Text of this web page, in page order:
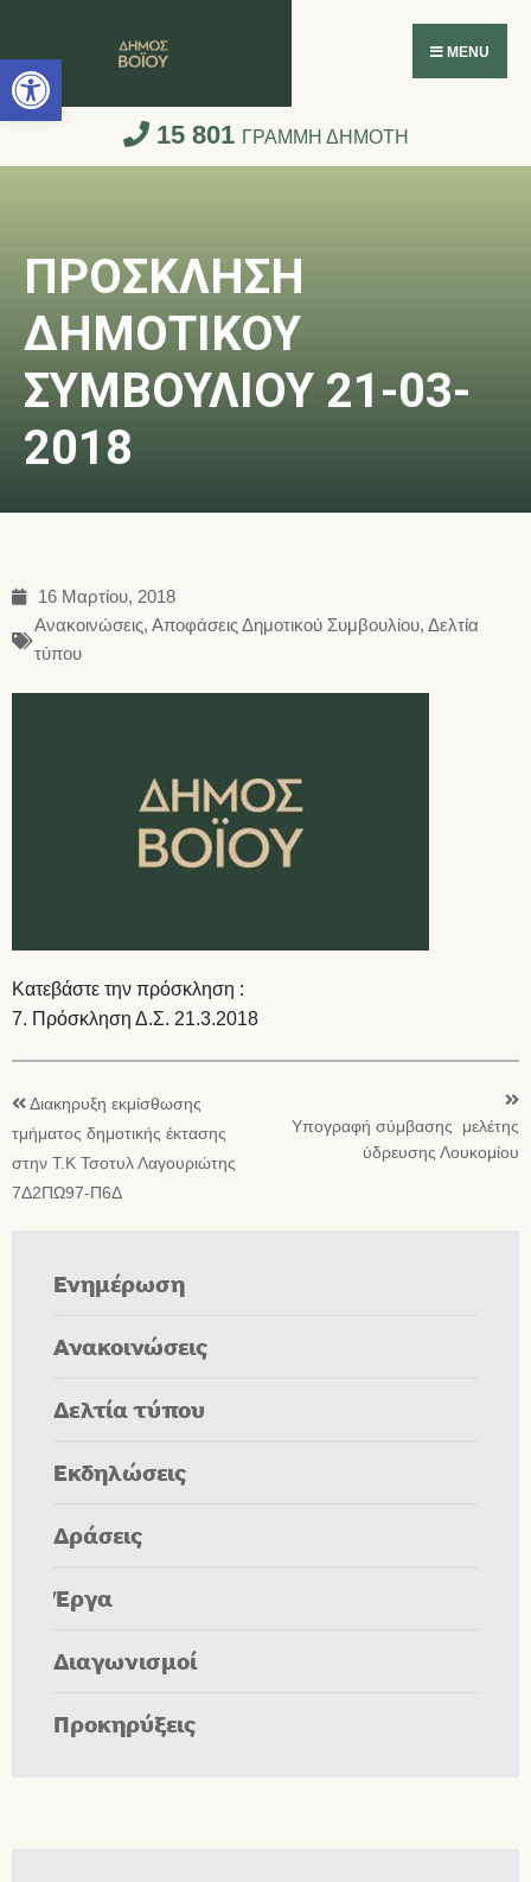
Ανοίξτε τη γραμμή εργαλείων
MENU
15 801 ΓΡΑΜΜΗ ΔΗΜΟΤΗ
ΠΡΟΣΚΛΗΣΗ
ΔΗΜΟΤΙΚΟΥ
ΣΥΜΒΟΥΛΙΟΥ 21-03-
2018
16 Μαρτίου, 2018
Ανακοινώσεις,Αποφάσεις Δημοτικού Συμβουλίου,Δελτία
τύπου
Κατεβάστε την πρόσκληση :
7. Πρόσκληση Δ.Σ. 21.3.2018
Διακηρυξη εκμίσθωσης
τμήματος δημοτικής έκτασης
στην Τ.Κ Τσοτυλ Λαγουριώτης
7Δ2ΠΩ97-Π6Δ
Υπογραφή σύμβασης μελέτης
ύδρευσης Λουκομίου
Ενημέρωση
Ανακοινώσεις
Δελτία τύπου
Εκδηλώσεις
Δράσεις
Έργα
Διαγωνισμοί
Προκηρύξεις